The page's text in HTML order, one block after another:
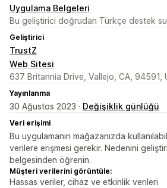
Uygulama Belgeleri
Bu geliştirici doğrudan Türkçe destek
Geliştirici
TrustZ
Web Sitesi
637 Britannia Drive, Vallejo, CA, 94591,
Yayınlanma
30 Ağustos 2023 · Değişiklik günlüğü
Veri erişimi
Bu uygulamanın mağazanızda
verilere erişmesi gerekir. Nedenini
belgesinden öğrenin.
Müşteri verilerini görüntüle:
Hassas veriler, cihaz ve etkinlik verileri